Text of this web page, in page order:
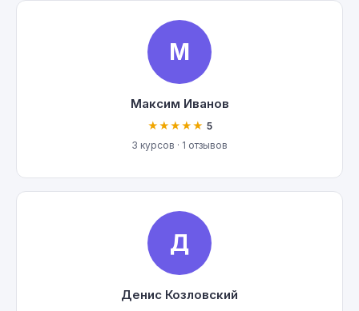
М
Максим Иванов
★★★★★ 5
3 курсов · 1 отзывов
Д
Денис Козловский